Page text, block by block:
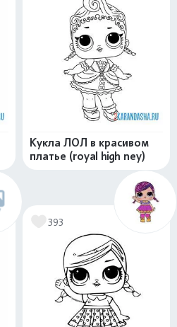
Кукла ЛОЛ в красивом
платье (royal high ney)
393